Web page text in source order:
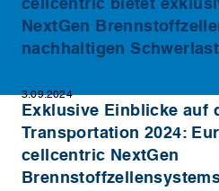
cellcentric bietet
NextGen
nachhaltigen
3.09.2024
Exklusive Einblicke auf
Transportation 2024:
cellcentric NextGen